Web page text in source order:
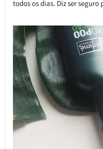
todos os dias. Diz ser